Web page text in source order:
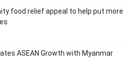
food relief appeal to help put more
ASEAN Growth with Myanmar